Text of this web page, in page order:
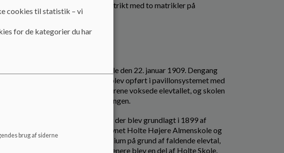
optagelseskriterier i et skoledistrikt med to matrikler på
indviet som Ny Holte Skole den 22. januar 1909. Dengang
klasser og fire lærere. Skolen blev opført i pavillonsystemet med
i separate bygninger. Med årene voksede elevtallet, og skolen
bedre rammer for undervisningen.
tilbage til Holte Gymnasium, der blev grundlagt i 1899 af
i 1914 til Skolevej under navnet Holte Højere Almenskole og
I 1996 lukkede Holte Gymnasium på grund af faldende elevtal,
til Dronninggårdskolen, som senere blev en del af Holte Skole.
cookies til statistik – vi
for de kategorier du har
brug af siderne